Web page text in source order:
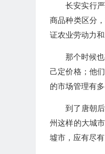
长安实行
商品种类区分
证农业劳动力
那个时候
己定价格；他
的市场管理有多
到了唐朝
州这样的大城
墟市，应有尽